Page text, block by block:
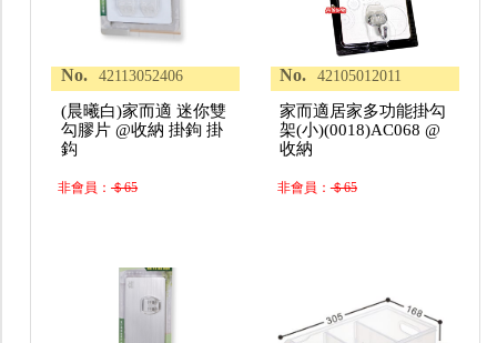
No. 42113052406
(晨曦白)家而適 迷你雙
勾膠片 @收納 掛鉤 掛
鈎
非會員：＄65
No. 42105012011
家而適居家多功能掛勾
架(小)(0018)AC068 @
收納
非會員：＄65